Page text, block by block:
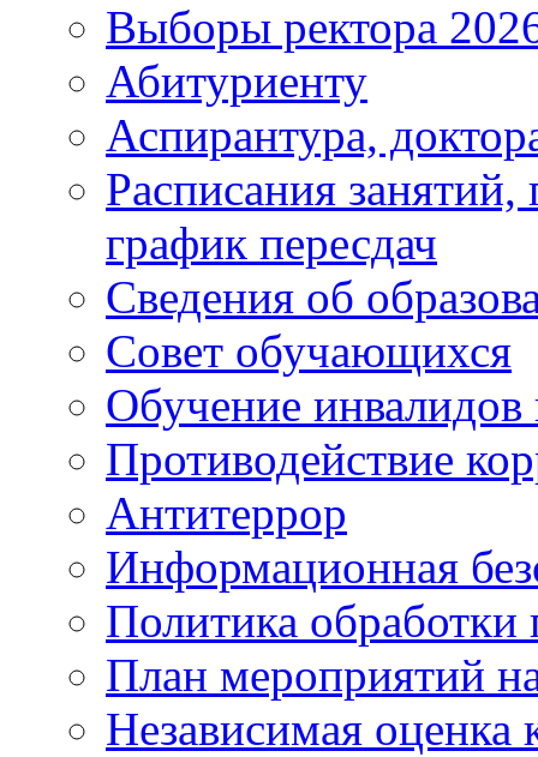
Выборы ректора
Абитуриенту
Аспирантура,
Расписания
график пересдач
Сведения об
Совет обучающихся
Обучение
Противодействие
Антитеррор
Информационная
Политика
План мероприятий
Независимая оценка